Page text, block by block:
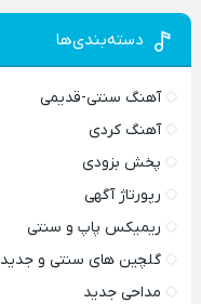
دسته‌بندی‌ها
آهنگ سنتی-قدیمی
آهنگ کردی
پخش بزودی
رپورتاژ آگهی
ریمیکس پاپ و سنتی
گلچین های سنتی و جدید
مداحی جدید